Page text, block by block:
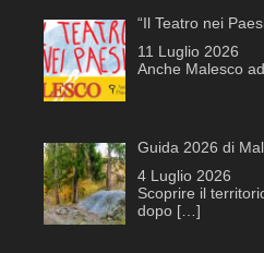
“Il Teatro nei
11 Luglio 2026
Anche Malesco
Guida 2026 di
4 Luglio 2026
Scoprire il
dopo […]